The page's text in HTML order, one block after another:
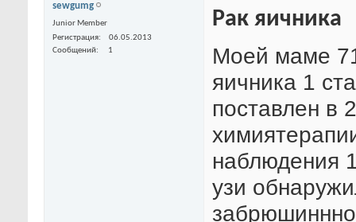
sewgumg
Junior Member
Регистрация
06.05.2013
Сообщений
1
Рак яичника
Моей маме
яичника 1
поставлен в
наблюдения
узи